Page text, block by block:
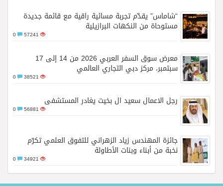
“شاماس” يقدّم تجربة مسائية راقية مع قائمة جديدة
مستوحاة من النكهات البرازيلية
57241
معرض سوق السفر العربي 2026 من 14 إلى 17
سبتمبر، مركز دبي التجاري العالمي
38521
رجل الاعمال سعيد ال بخيت يغادر المستشفى
56881
جائزة المهندس زياد الزهراني للتفوق العلمي تكرّم
نخبة من أبناء وبنات الأطاولة
34921